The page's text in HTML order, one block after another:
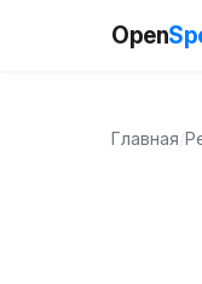
Open
Главная